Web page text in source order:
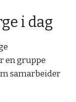
i dag
en gruppe
samarbeider